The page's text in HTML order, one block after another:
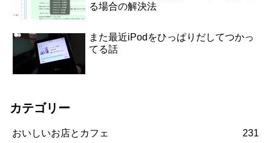
る場合の解決法
また最近iPodをひっぱりだしてつかっ
てる話
カテゴリー
おいしいお店とカフェ 231